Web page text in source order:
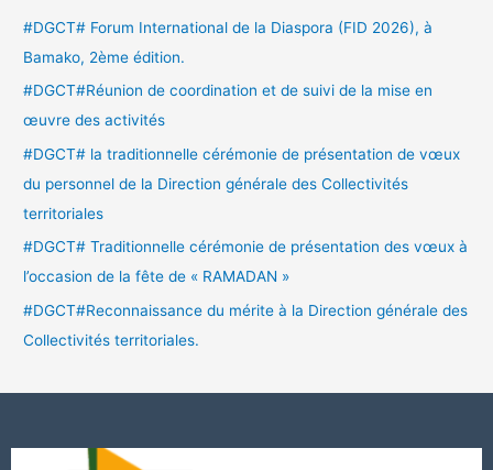
#DGCT# Forum International de la Diaspora (FID 2026), à
Bamako, 2ème édition.
#DGCT#Réunion de coordination et de suivi de la mise en
œuvre des activités
#DGCT# la traditionnelle cérémonie de présentation de vœux
du personnel de la Direction générale des Collectivités
territoriales
#DGCT# Traditionnelle cérémonie de présentation des vœux à
l’occasion de la fête de « RAMADAN »
#DGCT#Reconnaissance du mérite à la Direction générale des
Collectivités territoriales.